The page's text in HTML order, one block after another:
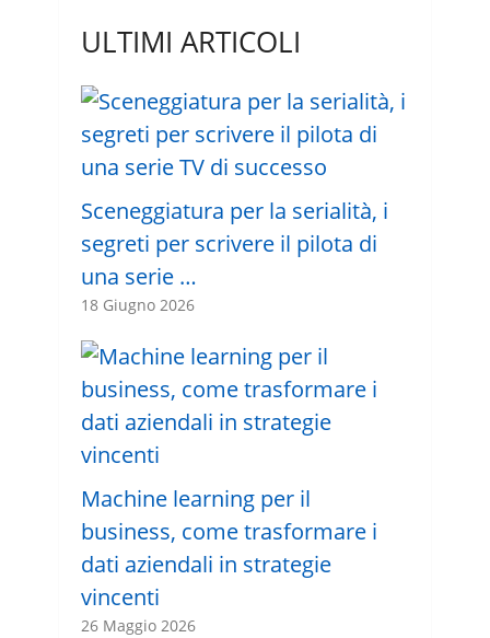
ULTIMI ARTICOLI
Sceneggiatura per la serialità, i
segreti per scrivere il pilota di
una serie …
18 Giugno 2026
Machine learning per il
business, come trasformare i
dati aziendali in strategie
vincenti
26 Maggio 2026